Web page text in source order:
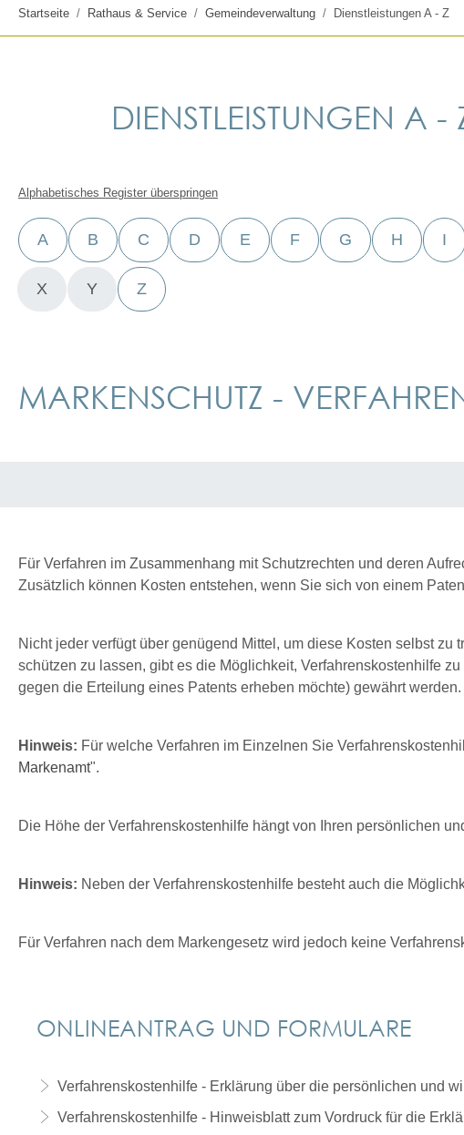
Startseite Rathaus & Service Gemeindeverwaltung Dienstleistungen A - Z
DIENSTLEISTUNGEN A -
Alphabetisches Register überspringen
A B C D E F G H I
X Y Z
MARKENSCHUTZ -
Für Verfahren im Zusammenhang mit Schutzrechten und deren
Zusätzlich können Kosten entstehen, wenn Sie sich von einem
Nicht jeder verfügt über genügend Mittel, um diese Kosten selbst
schützen zu lassen, gibt es die Möglichkeit, Verfahrenskostenhilfe
gegen die Erteilung eines Patents erheben möchte) gewährt werden.
Hinweis: Für welche Verfahren im Einzelnen Sie
Markenamt".
Die Höhe der Verfahrenskostenhilfe hängt von Ihren persönlichen
Hinweis: Neben der Verfahrenskostenhilfe besteht auch die
Für Verfahren nach dem Markengesetz wird jedoch keine
ONLINEANTRAG UND FORMULARE
Verfahrenskostenhilfe - Erklärung über die persönlichen und
Verfahrenskostenhilfe - Hinweisblatt zum Vordruck für die